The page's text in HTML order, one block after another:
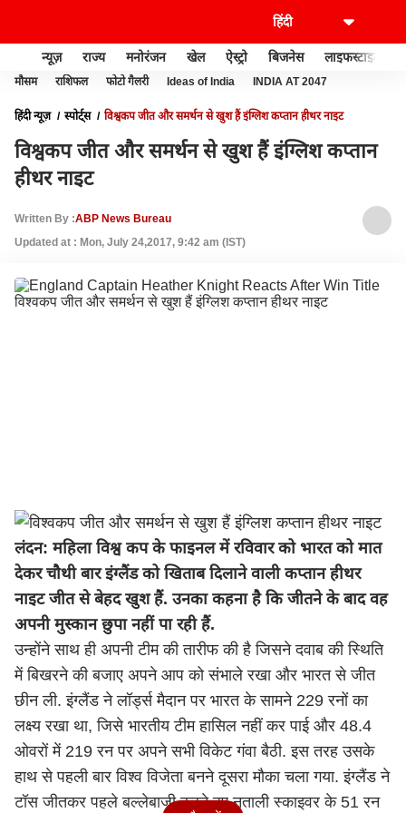
न्यूज़ राज्य मनोरंजन खेल ऐस्ट्रो बिजनेस लाइफस्टाइल
मौसम राशिफल फोटो गैलरी Ideas of India INDIA AT 2047
हिंदी न्यूज़ स्पोर्ट्स विश्वकप जीत और समर्थन से खुश हैं इंग्लिश कप्तान हीथर नाइट
विश्वकप जीत और समर्थन से खुश हैं इंग्लिश कप्तान
हीथर नाइट
Written By :ABP News Bureau
Updated at : Mon, July 24,2017, 9:42 am (IST)
लंदन: महिला विश्व कप के फाइनल में रविवार को भारत को मात
देकर चौथी बार इंग्लैंड को खिताब दिलाने वाली कप्तान हीथर
नाइट जीत से बेहद खुश हैं. उनका कहना है कि जीतने के बाद वह
अपनी मुस्कान छुपा नहीं पा रही हैं.
उन्होंने साथ ही अपनी टीम की तारीफ की है जिसने दवाब की स्थिति
में बिखरने की बजाए अपने आप को संभाले रखा और भारत से जीत
छीन ली. इंग्लैंड ने लॉर्ड्स मैदान पर भारत के सामने 229 रनों का
लक्ष्य रखा था, जिसे भारतीय टीम हासिल नहीं कर पाई और 48.4
ओवरों में 219 रन पर अपने सभी विकेट गंवा बैठी. इस तरह उसके
हाथ से पहली बार विश्व विजेता बनने दूसरा मौका चला गया. इंग्लैंड ने
टॉस जीतकर पहले बल्लेबाजी करते हुए नताली स्काइवर के 51 रन